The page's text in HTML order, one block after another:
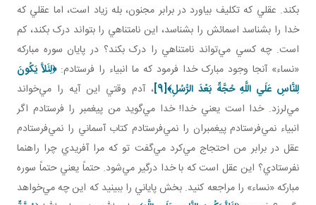
بکند. عقلي که تکليف بياورد در برابر مجنون، بله زياد است، اما عقلي که
خدا را بشناسد اسمائش را بشناسد، اين نامتناهي را بتواند درک بکند، کم
است. چه کسي مي‌تواند نامتناهي را درک بکند؟ در پايان سوره مبارکه
«نساء» آنجا وجود مبارک خدا فرمود که ما انبياء را فرستادم:﴿لِئَلاَّ يَكُونَ
لِلنَّاسِ عَلَي اللَّهِ حُجَّةٌ بَعْدَ الرُّسُلِ﴾[9]
، آدم وقتي اين آيه را مي‌خواند
مي‌لرزد. خدا است يعني خدا! خدا مي‌گويد من پيغمبر را فرستادم اگر
انبياء نمي‌فرستادم پيغمبران را نمي‌فرستادم کتاب آسماني را نمي‌فرستادم
عقل در برابر من احتجاج مي‌کرد مي‌گفت تو که مرا آفريدي چرا راهنما
نفرستادي؟ اين عقل است که با خدا درگير مي‌شود. حتماً يعني حتماً سوره
مبارکه «نساء» را مراجعه کنيد. بخش پاياني را ببينيد که اين چه مي‌خواهد